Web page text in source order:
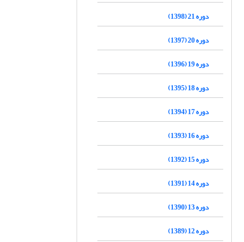
دوره 21 (1398)
دوره 20 (1397)
دوره 19 (1396)
دوره 18 (1395)
دوره 17 (1394)
دوره 16 (1393)
دوره 15 (1392)
دوره 14 (1391)
دوره 13 (1390)
دوره 12 (1389)